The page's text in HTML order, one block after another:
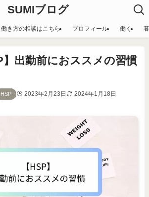
SUMIブログ
働き方の相談はこちら プロフィール 働く
】出勤前におススメの習慣
HSP 2023年2月23日 2024年1月18日